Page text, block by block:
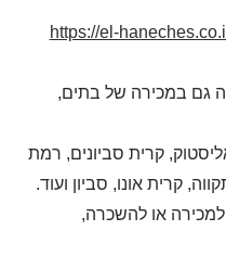
https://el-
גם במכירה של בתים,
קרית סביונים, רמת
קרית אונו, סביון ועוד.
או להשכרה,